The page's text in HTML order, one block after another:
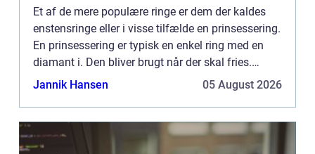
Et af de mere populære ringe er dem der kaldes
enstensringe eller i visse tilfælde en prinsessering.
En prinsessering er typisk en enkel ring med en
diamant i. Den bliver brugt når der skal fries.
Senere kan man skifte stenen ud med...
Jannik Hansen 05 August 2026